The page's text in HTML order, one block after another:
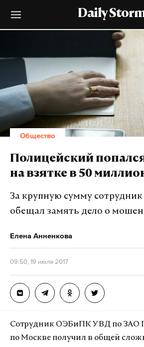
Daily
Общество
Полицейский
на взятке в 50
За крупную сумму
обещал замять дело о
Елена Анненкова
09:50, 19 июля 2017
Сотрудник ОЭБиПК УВД по ЗАО
по Москве получил в общей